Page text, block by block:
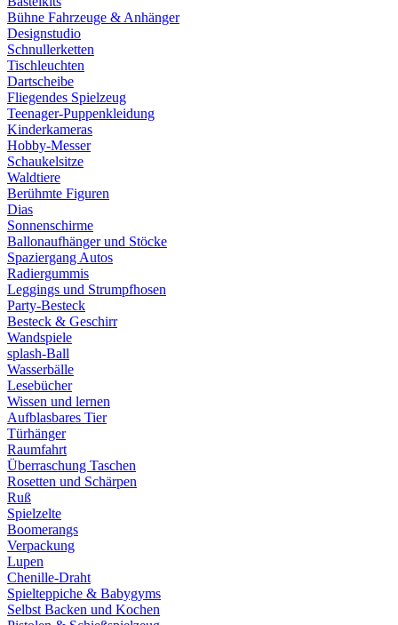
Bühne Fahrzeuge & Anhänger
Designstudio
Schnullerketten
Tischleuchten
Dartscheibe
Fliegendes Spielzeug
Teenager-Puppenkleidung
Kinderkameras
Hobby-Messer
Schaukelsitze
Waldtiere
Berühmte Figuren
Dias
Sonnenschirme
Ballonaufhänger und Stöcke
Spaziergang Autos
Radiergummis
Leggings und Strumpfhosen
Party-Besteck
Besteck & Geschirr
Wandspiele
splash-Ball
Wasserbälle
Lesebücher
Wissen und lernen
Aufblasbares Tier
Türhänger
Raumfahrt
Überraschung Taschen
Rosetten und Schärpen
Ruß
Spielzelte
Boomerangs
Verpackung
Lupen
Chenille-Draht
Spielteppiche & Babygyms
Selbst Backen und Kochen